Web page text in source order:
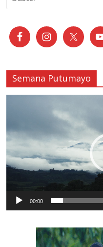
Semana Putumayo
00:00